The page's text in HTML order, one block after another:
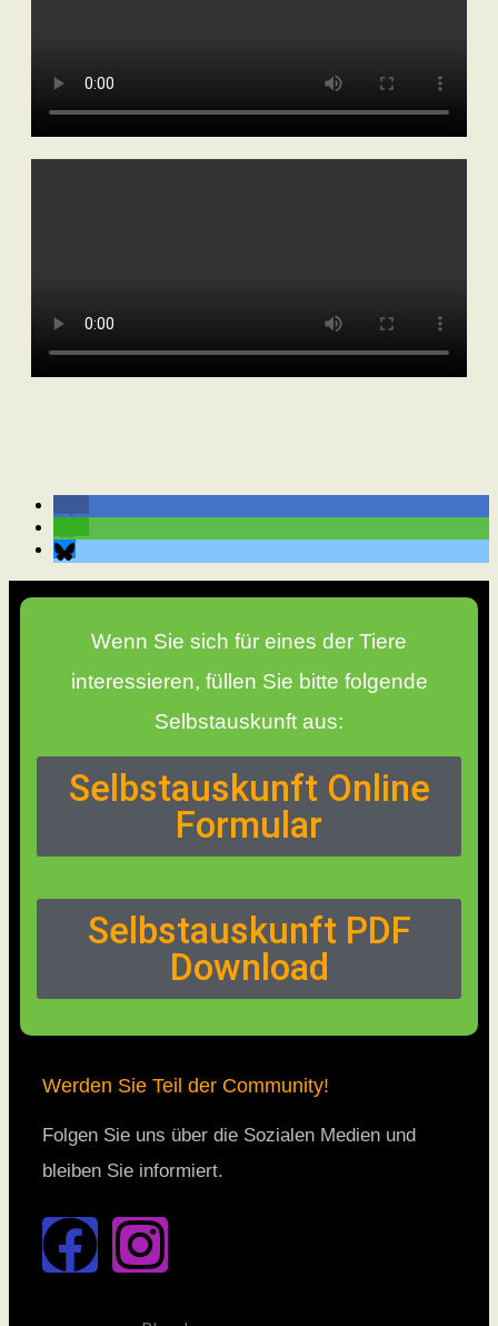
Wenn Sie sich für eines der Tiere
interessieren, füllen Sie bitte folgende
Selbstauskunft aus:
Selbstauskunft Online
Formular
Selbstauskunft PDF
Download
Werden Sie Teil der Community!
Folgen Sie uns über die Sozialen Medien und
bleiben Sie informiert.